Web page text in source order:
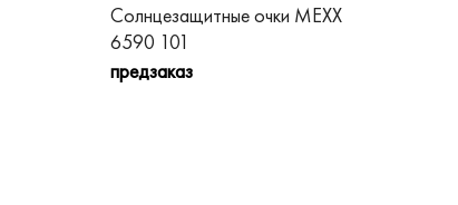
Солнцезащитные очки MEXX
6590 101
предзаказ